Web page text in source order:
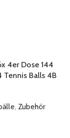
4er Dose 144
Tennis Balls 4B
, Zubehör